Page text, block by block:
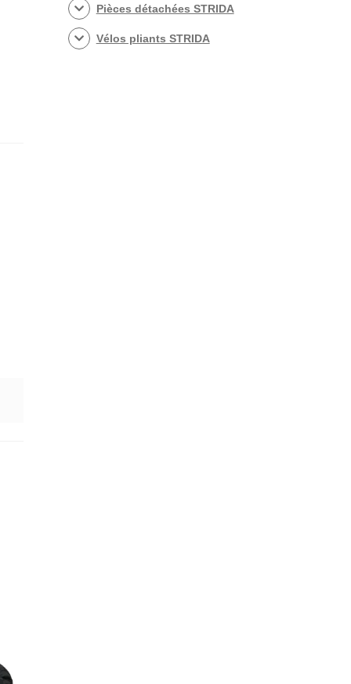
Pièces détachées STRIDA
Vélos pliants STRIDA